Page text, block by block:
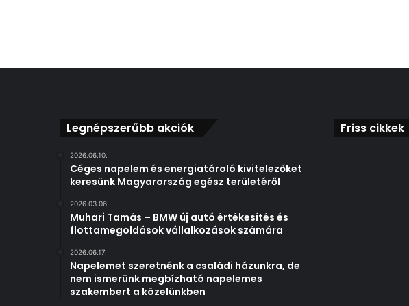
Legnépszerűbb akciók
2026.06.10.
Céges napelem és energiatároló kivitelezőket
keresünk Magyarország egész területéről
2026.03.06.
Muhari Tamás – BMW új autó értékesítés és
flottamegoldások vállalkozások számára
2026.06.17.
Napelemet szeretnénk a családi házunkra, de
nem ismerünk megbízható napelemes
szakembert a közelünkben
Friss cikkek